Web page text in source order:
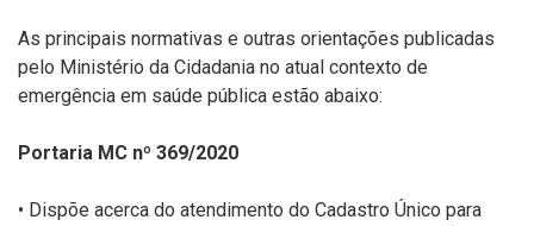
As principais normativas e outras orientações publicadas
pelo Ministério da Cidadania no atual contexto de
emergência em saúde pública estão abaixo:
Portaria MC nº 369/2020
• Dispõe acerca do atendimento do Cadastro Único para